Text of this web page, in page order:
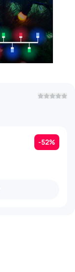
-52%